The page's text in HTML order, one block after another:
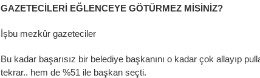
GAZETECİLERİ EĞLENCEYE GÖTÜRMEZ MİSİNİZ?
İşbu mezkûr gazeteciler
Bu kadar başarısız bir belediye başkanını o kadar çok allayıp
tekrar.. hem de %51 ile başkan seçti.